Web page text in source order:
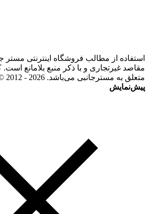
استفاده از مطالب فروشگاه اینترنتی مستر
مقاصد غیرتجاری و با ذکر منبع بلامانع
متعلق به مسترجانبی می‌باشد. Copyright © 2012 - 2026
پیش‌نمایش